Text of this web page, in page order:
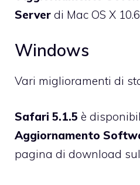
Server di Mac OS X
Windows
Vari miglioramenti di
Safari 5.1.5 è
Aggiornamento
pagina di download